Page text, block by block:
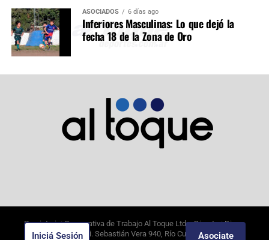
ASOCIADOS 6 días ago
Inferiores Masculinas: Lo que dejó la
fecha 18 de la Zona de Oro
Propietario: Cooperativa de Trabajo Al Toque Ltda. Director: Diego
Alejandro Borghi. Sebastián Vera 940, Río Cuarto, Córdoba.
Asociate
Iniciá Sesión